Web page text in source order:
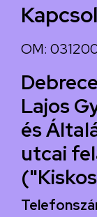
OM:
Lajos
és
utcai